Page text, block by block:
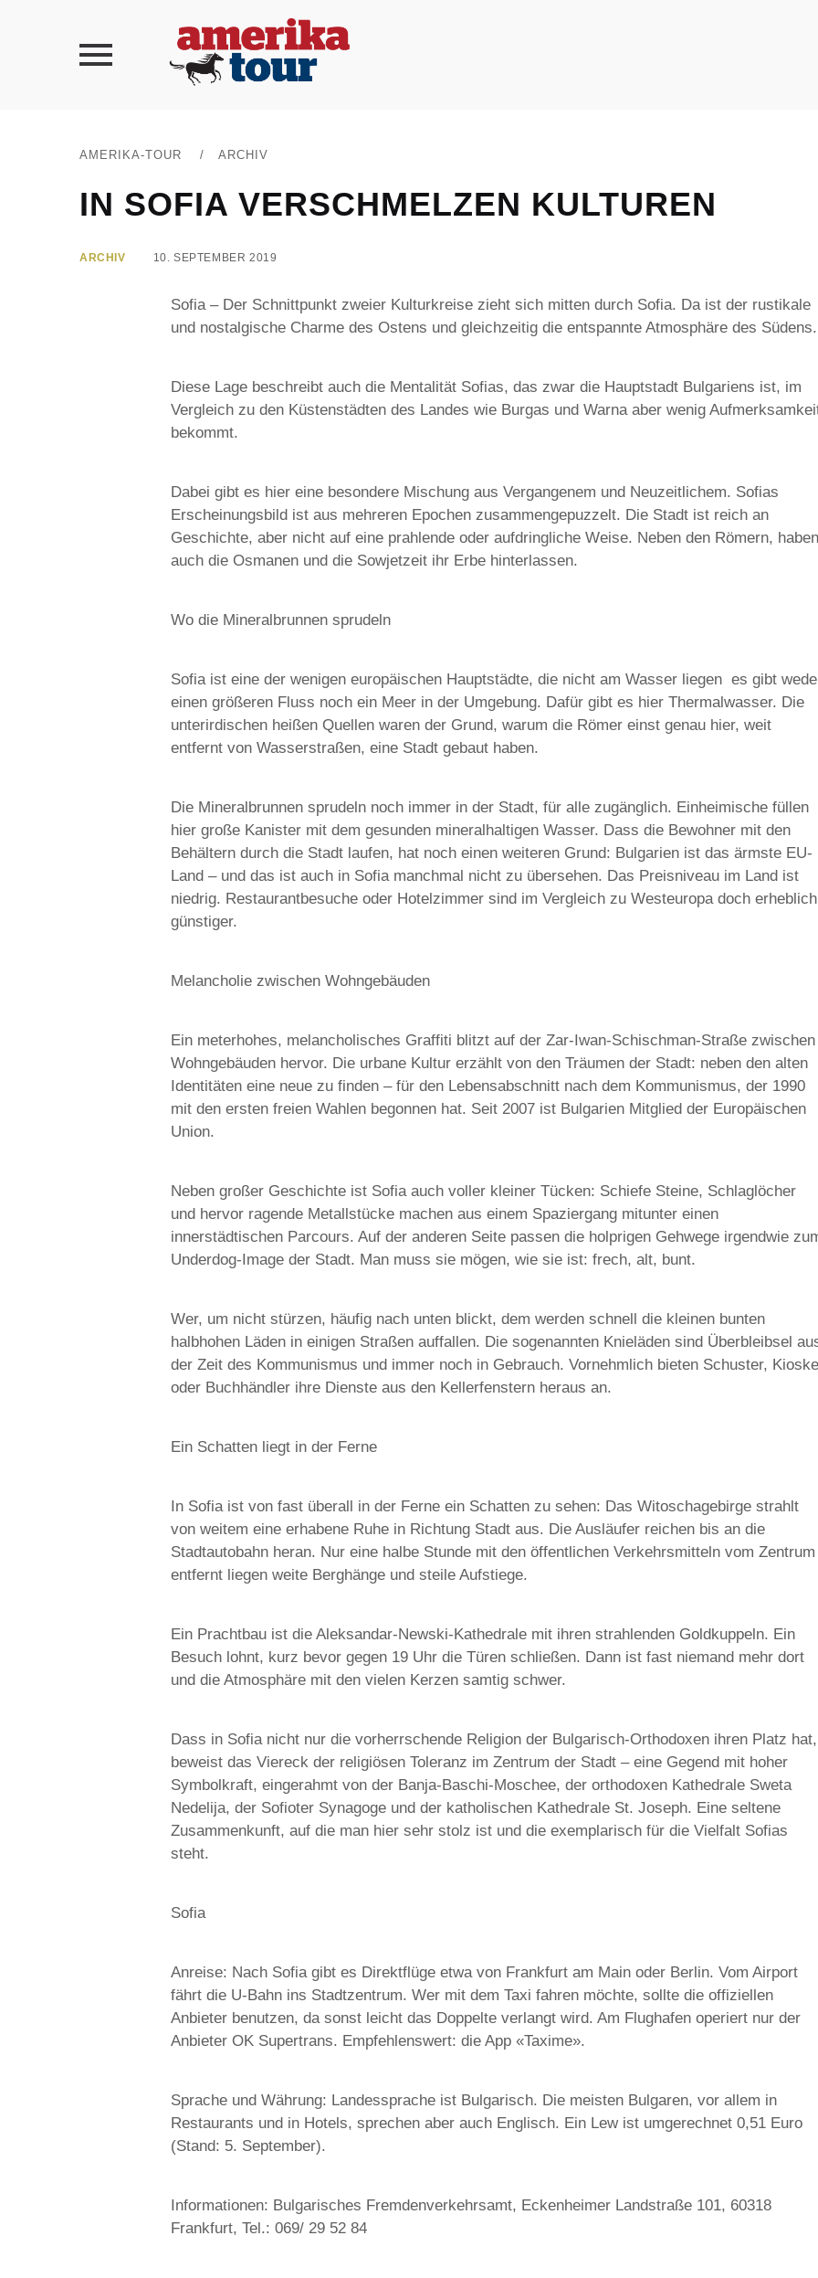
AMERIKA-TOUR / ARCHIV
IN SOFIA VERSCHMELZEN KULTUREN
ARCHIV 10. SEPTEMBER 2019
Sofia – Der Schnittpunkt zweier Kulturkreise zieht sich mitten durch Sofia. Da ist der rustikale
und nostalgische Charme des Ostens und gleichzeitig die entspannte Atmosphäre des Südens.
Diese Lage beschreibt auch die Mentalität Sofias, das zwar die Hauptstadt Bulgariens ist, im
Vergleich zu den Küstenstädten des Landes wie Burgas und Warna aber wenig
bekommt.
Dabei gibt es hier eine besondere Mischung aus Vergangenem und Neuzeitlichem. Sofias
Erscheinungsbild ist aus mehreren Epochen zusammengepuzzelt. Die Stadt ist reich an
Geschichte, aber nicht auf eine prahlende oder aufdringliche Weise. Neben den Römern, haben
auch die Osmanen und die Sowjetzeit ihr Erbe hinterlassen.
Wo die Mineralbrunnen sprudeln
Sofia ist eine der wenigen europäischen Hauptstädte, die nicht am Wasser liegen ­ es gibt
einen größeren Fluss noch ein Meer in der Umgebung. Dafür gibt es hier Thermalwasser. Die
unterirdischen heißen Quellen waren der Grund, warum die Römer einst genau hier, weit
entfernt von Wasserstraßen, eine Stadt gebaut haben.
Die Mineralbrunnen sprudeln noch immer in der Stadt, für alle zugänglich. Einheimische füllen
hier große Kanister mit dem gesunden mineralhaltigen Wasser. Dass die Bewohner mit den
Behältern durch die Stadt laufen, hat noch einen weiteren Grund: Bulgarien ist das ärmste EU-
Land – und das ist auch in Sofia manchmal nicht zu übersehen. Das Preisniveau im Land ist
niedrig. Restaurantbesuche oder Hotelzimmer sind im Vergleich zu Westeuropa doch erheblich
günstiger.
Melancholie zwischen Wohngebäuden
Ein meterhohes, melancholisches Graffiti blitzt auf der Zar-Iwan-Schischman-Straße zwischen
Wohngebäuden hervor. Die urbane Kultur erzählt von den Träumen der Stadt: neben den alten
Identitäten eine neue zu finden – für den Lebensabschnitt nach dem Kommunismus, der 1990
mit den ersten freien Wahlen begonnen hat. Seit 2007 ist Bulgarien Mitglied der Europäischen
Union.
Neben großer Geschichte ist Sofia auch voller kleiner Tücken: Schiefe Steine, Schlaglöcher
und hervor ragende Metallstücke machen aus einem Spaziergang mitunter einen
innerstädtischen Parcours. Auf der anderen Seite passen die holprigen Gehwege irgendwie
Underdog-Image der Stadt. Man muss sie mögen, wie sie ist: frech, alt, bunt.
Wer, um nicht stürzen, häufig nach unten blickt, dem werden schnell die kleinen bunten
halbhohen Läden in einigen Straßen auffallen. Die sogenannten Knieläden sind Überbleibsel
der Zeit des Kommunismus und immer noch in Gebrauch. Vornehmlich bieten Schuster, Kioske
oder Buchhändler ihre Dienste aus den Kellerfenstern heraus an.
Ein Schatten liegt in der Ferne
In Sofia ist von fast überall in der Ferne ein Schatten zu sehen: Das Witoschagebirge strahlt
von weitem eine erhabene Ruhe in Richtung Stadt aus. Die Ausläufer reichen bis an die
Stadtautobahn heran. Nur eine halbe Stunde mit den öffentlichen Verkehrsmitteln vom Zentrum
entfernt liegen weite Berghänge und steile Aufstiege.
Ein Prachtbau ist die Aleksandar-Newski-Kathedrale mit ihren strahlenden Goldkuppeln. Ein
Besuch lohnt, kurz bevor gegen 19 Uhr die Türen schließen. Dann ist fast niemand mehr dort
und die Atmosphäre mit den vielen Kerzen samtig schwer.
Dass in Sofia nicht nur die vorherrschende Religion der Bulgarisch-Orthodoxen ihren Platz hat,
beweist das Viereck der religiösen Toleranz im Zentrum der Stadt – eine Gegend mit hoher
Symbolkraft, eingerahmt von der Banja-Baschi-Moschee, der orthodoxen Kathedrale Sweta
Nedelija, der Sofioter Synagoge und der katholischen Kathedrale St. Joseph. Eine seltene
Zusammenkunft, auf die man hier sehr stolz ist und die exemplarisch für die Vielfalt Sofias
steht.
Sofia
Anreise: Nach Sofia gibt es Direktflüge etwa von Frankfurt am Main oder Berlin. Vom Airport
fährt die U-Bahn ins Stadtzentrum. Wer mit dem Taxi fahren möchte, sollte die offiziellen
Anbieter benutzen, da sonst leicht das Doppelte verlangt wird. Am Flughafen operiert nur der
Anbieter OK Supertrans. Empfehlenswert: die App «Taxime».
Sprache und Währung: Landessprache ist Bulgarisch. Die meisten Bulgaren, vor allem in
Restaurants und in Hotels, sprechen aber auch Englisch. Ein Lew ist umgerechnet 0,51 Euro
(Stand: 5. September).
Informationen: Bulgarisches Fremdenverkehrsamt, Eckenheimer Landstraße 101, 60318
Frankfurt, Tel.: 069/ 29 52 84